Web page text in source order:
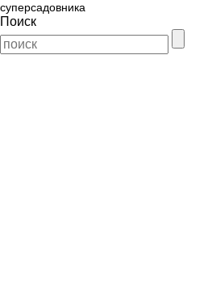
суперсадовника
Поиск